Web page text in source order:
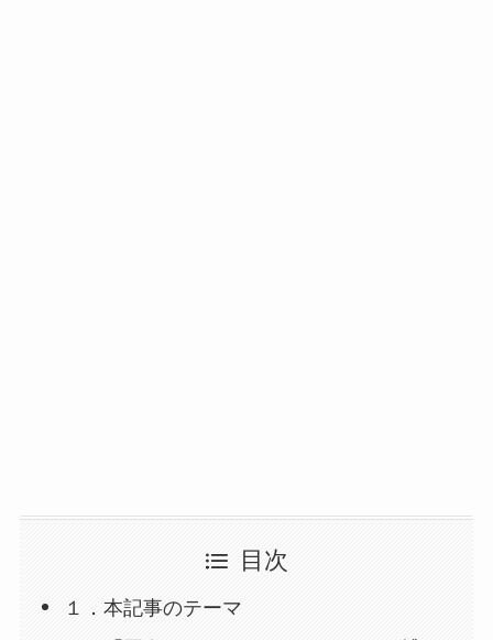
目次
１．本記事のテーマ